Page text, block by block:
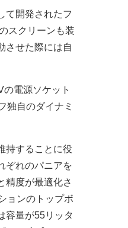
て開発されたフ
スクリーンも装
させた際には自
電源ソケット
独自のダイナミ
持することに役
ぞれのパニアを
精度が最適化さ
ョンのトップボ
容量が55リッタ